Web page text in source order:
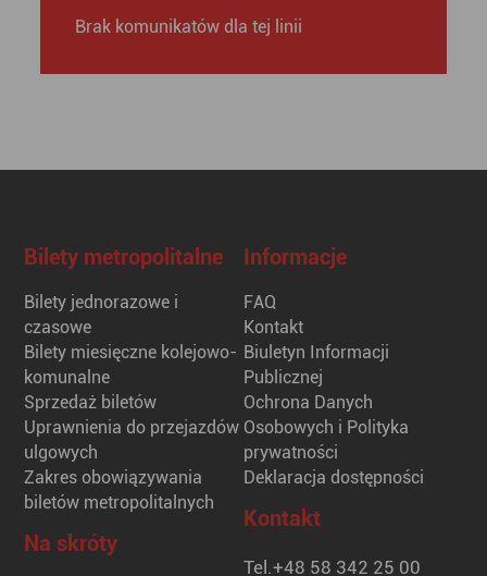
Brak komunikatów dla tej linii
Bilety metropolitalne
Bilety jednorazowe i
czasowe
Bilety miesięczne kolejowo-
komunalne
Sprzedaż biletów
Uprawnienia do przejazdów
ulgowych
Zakres obowiązywania
biletów metropolitalnych
Na skróty
Informacje
FAQ
Kontakt
Biuletyn Informacji
Publicznej
Ochrona Danych
Osobowych i Polityka
prywatności
Deklaracja dostępności
Kontakt
Tel.+48 58 342 25 00